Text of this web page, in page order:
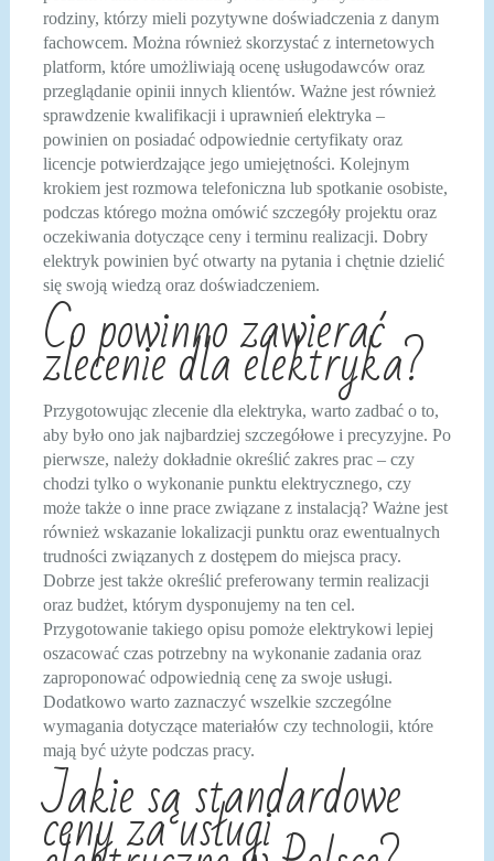
rodziny, którzy mieli pozytywne doświadczenia z danym
fachowcem. Można również skorzystać z internetowych
platform, które umożliwiają ocenę usługodawców oraz
przeglądanie opinii innych klientów. Ważne jest również
sprawdzenie kwalifikacji i uprawnień elektryka –
powinien on posiadać odpowiednie certyfikaty oraz
licencje potwierdzające jego umiejętności. Kolejnym
krokiem jest rozmowa telefoniczna lub spotkanie osobiste,
podczas którego można omówić szczegóły projektu oraz
oczekiwania dotyczące ceny i terminu realizacji. Dobry
elektryk powinien być otwarty na pytania i chętnie dzielić
się swoją wiedzą oraz doświadczeniem.
Co powinno zawierać
zlecenie dla elektryka?
Przygotowując zlecenie dla elektryka, warto zadbać o to,
aby było ono jak najbardziej szczegółowe i precyzyjne. Po
pierwsze, należy dokładnie określić zakres prac – czy
chodzi tylko o wykonanie punktu elektrycznego, czy
może także o inne prace związane z instalacją? Ważne jest
również wskazanie lokalizacji punktu oraz ewentualnych
trudności związanych z dostępem do miejsca pracy.
Dobrze jest także określić preferowany termin realizacji
oraz budżet, którym dysponujemy na ten cel.
Przygotowanie takiego opisu pomoże elektrykowi lepiej
oszacować czas potrzebny na wykonanie zadania oraz
zaproponować odpowiednią cenę za swoje usługi.
Dodatkowo warto zaznaczyć wszelkie szczególne
wymagania dotyczące materiałów czy technologii, które
mają być użyte podczas pracy.
Jakie są standardowe
ceny za usługi